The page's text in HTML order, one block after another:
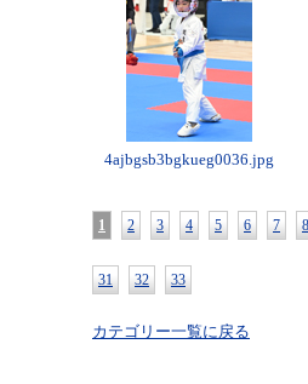
4ajbgsb3bgkueg0036.jpg
1 2 3 4 5 6 7 8
31 32 33
カテゴリー一覧に戻る